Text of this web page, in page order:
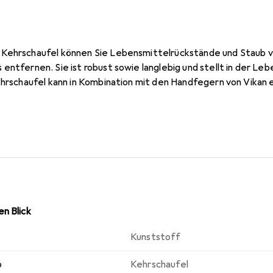
können Sie Lebensmittelrückstände und Staub
entfernen. Sie ist robust sowie langlebig und stellt in der
kann in Kombination mit den Handfegern von
Blick
Kunststoff
Kehrschaufel